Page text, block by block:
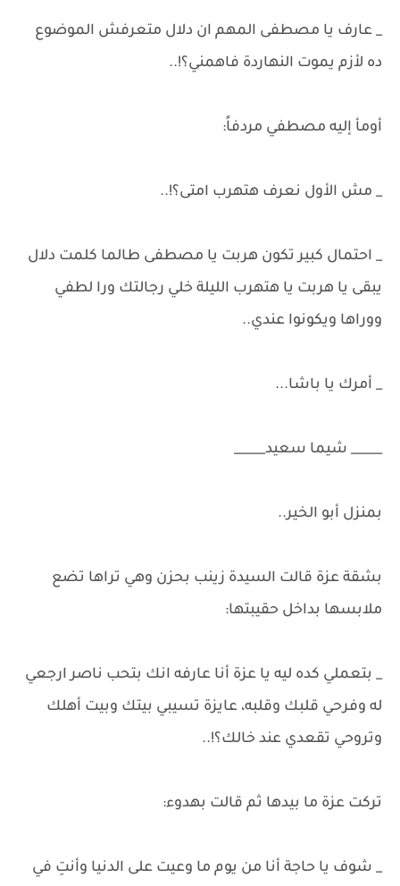
_ عارف يا مصطفى المهم ان دلال متعرفش الموضوع
ده لأزم يموت النهاردة فاهمني؟!..
أومأ إليه مصطفي مردفاً:
_ مش الأول نعرف هتهرب امتى؟!..
_ احتمال كبير تكون هربت يا مصطفى طالما كلمت دلال
يبقى يا هربت يا هتهرب الليلة خلي رجالتك ورا لطفي
ووراها ويكونوا عندي..
_ أمرك يا باشا...
_____ شيما سعيد_____
بمنزل أبو الخير..
بشقة عزة قالت السيدة زينب بحزن وهي تراها تضع
ملابسها بداخل حقيبتها:
_ بتعملي كده ليه يا عزة أنا عارفه انك بتحب ناصر ارجعي
له وفرحي قلبك وقلبه، عايزة تسيبي بيتك وبيت أهلك
وتروحي تقعدي عند خالك؟!..
تركت عزة ما بيدها ثم قالت بهدوء:
_ شوف يا حاجة أنا من يوم ما وعيت على الدنيا وأنتِ في